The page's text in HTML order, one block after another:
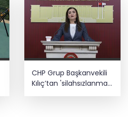
CHP Grup Başkanvekili
Kılıç’tan 'silahsızlanma'